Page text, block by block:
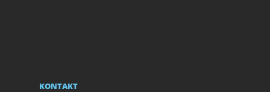
KONTAKT